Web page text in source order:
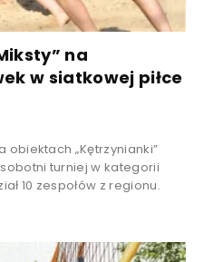
na
w siatkowej piłce
obiektach „Kętrzynianki”
turniej w kategorii
10 zespołów z regionu.